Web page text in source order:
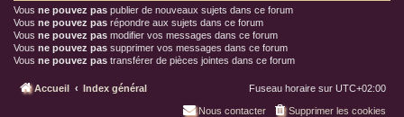
Vous ne pouvez pas publier de nouveaux sujets dans ce forum
Vous ne pouvez pas répondre aux sujets dans ce forum
Vous ne pouvez pas modifier vos messages dans ce forum
Vous ne pouvez pas supprimer vos messages dans ce forum
Vous ne pouvez pas transférer de pièces jointes dans ce forum
Accueil Index général Fuseau horaire sur UTC+02:00
Supprimer les cookies
Nous contacter